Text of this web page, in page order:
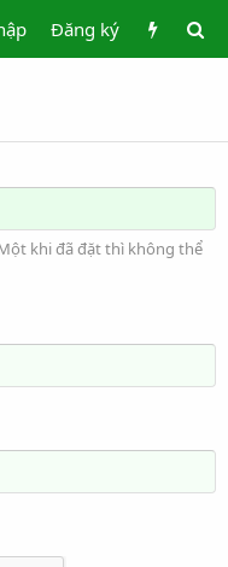
Đăng ký
khi đã đặt thì không thể